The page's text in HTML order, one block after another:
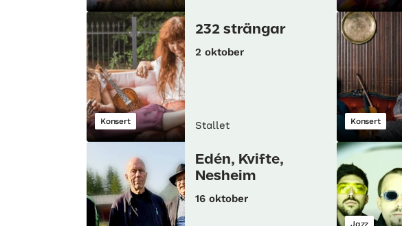
Konsert
232 strängar
2 oktober
Stallet Konsert
Edén, Kvifte,
Nesheim
16 oktober
Jazz